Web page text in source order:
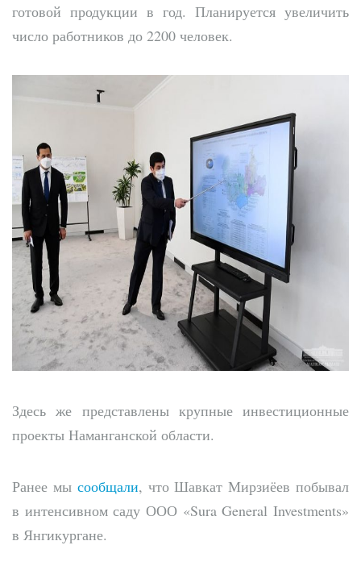
готовой продукции в год. Планируется увеличить
число работников до 2200 человек.
Здесь же представлены крупные инвестиционные
проекты Наманганской области.
Ранее мы сообщали, что Шавкат Мирзиёев побывал
в интенсивном саду ООО «Sura General Investments»
в Янгикургане.